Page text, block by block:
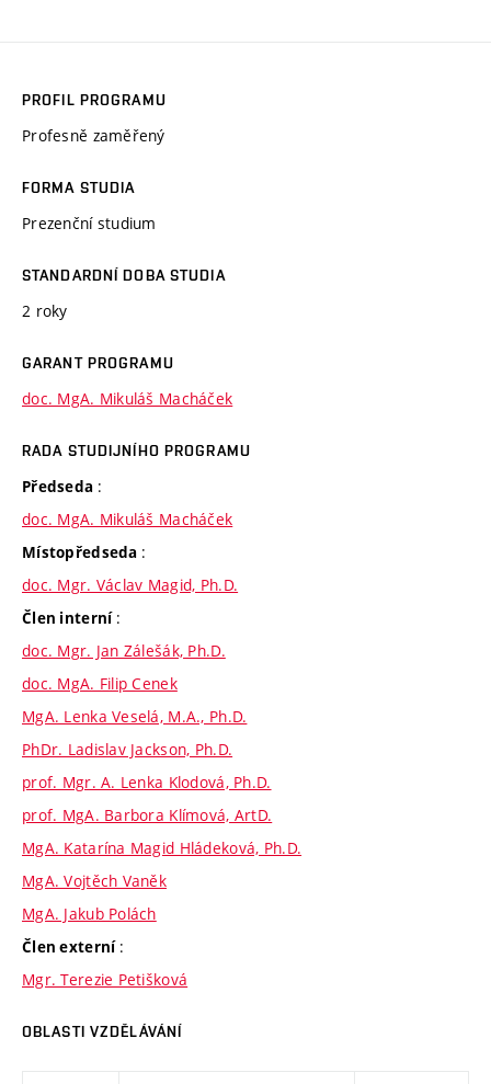
PROFIL PROGRAMU
Profesně zaměřený
FORMA STUDIA
Prezenční studium
STANDARDNÍ DOBA STUDIA
2 roky
GARANT PROGRAMU
doc. MgA. Mikuláš Macháček
RADA STUDIJNÍHO PROGRAMU
Předseda :
doc. MgA. Mikuláš Macháček
Místopředseda :
doc. Mgr. Václav Magid, Ph.D.
Člen interní :
doc. Mgr. Jan Zálešák, Ph.D.
doc. MgA. Filip Cenek
MgA. Lenka Veselá, M.A., Ph.D.
PhDr. Ladislav Jackson, Ph.D.
prof. Mgr. A. Lenka Klodová, Ph.D.
prof. MgA. Barbora Klímová, ArtD.
MgA. Katarína Magid Hládeková, Ph.D.
MgA. Vojtěch Vaněk
MgA. Jakub Polách
Člen externí :
Mgr. Terezie Petišková
OBLASTI VZDĚLÁVÁNÍ